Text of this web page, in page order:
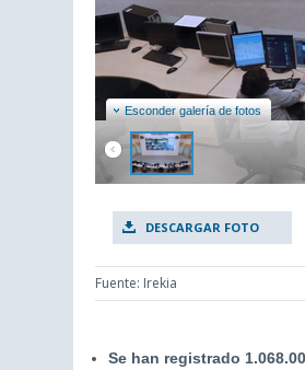
Esconder galería de fotos
DESCARGAR FOTO
Fuente: Irekia
Se han registrado